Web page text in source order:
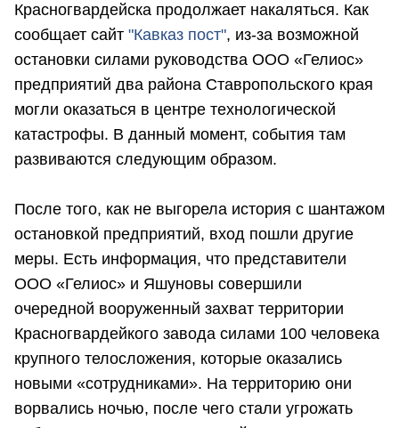
Красногвардейска продолжает накаляться. Как
сообщает сайт "Кавказ пост", из-за возможной
остановки силами руководства ООО «Гелиос»
предприятий два района Ставропольского края
могли оказаться в центре технологической
катастрофы. В данный момент, события там
развиваются следующим образом.
После того, как не выгорела история с шантажом
остановкой предприятий, вход пошли другие
меры. Есть информация, что представители
ООО «Гелиос» и Яшуновы совершили
очередной вооруженный захват территории
Красногвардейкого завода силами 100 человека
крупного телосложения, которые оказались
новыми «сотрудниками». На территорию они
ворвались ночью, после чего стали угрожать